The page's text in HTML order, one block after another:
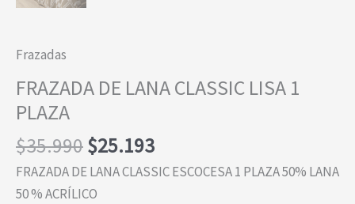
Frazadas
FRAZADA DE LANA CLASSIC LISA 1
PLAZA
$35.990El
precio
original
$25.193El
precio
FRAZADA DE LANA CLASSIC ESCOCESA 1 PLAZA 50% LANA
50 % ACRÍLICO